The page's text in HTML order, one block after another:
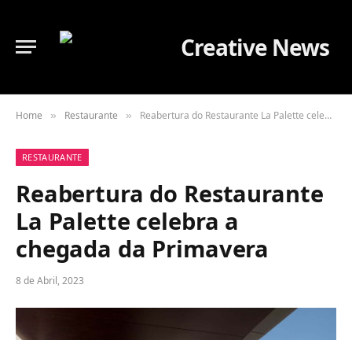
Home » Restaurante » Reabertura do Restaurante La Palette celebra a chegada da Primavera
RESTAURANTE
Reabertura do Restaurante
La Palette celebra a
chegada da Primavera
8 de Abril, 2023